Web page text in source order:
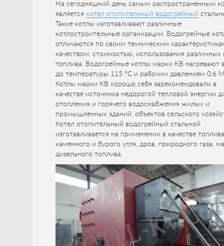
На сегодняшний день самым распространенным
является котел отопительный водогрейный
Такие котлы изготавливают различные
котлостроительные организации. Водогрейные
отличаются по своим техническим
качеством, стоимостью, использования различных
топлива. Водогрейные котлы марки КВ нагревают
до температуры 115 °C и рабочим давлением 0,6
Котлы марки КВ хорошо себя зарекомендовали в
качестве источника недорогой тепловой энергии
отопления и горячего водоснабжения жилых и
промышленных зданий, объектов сельского
Котел отопительный водогрейный стальной
изготавливается на применении в качестве
каменного и бурого угля, дров, природного газа,
дизельного топлива.